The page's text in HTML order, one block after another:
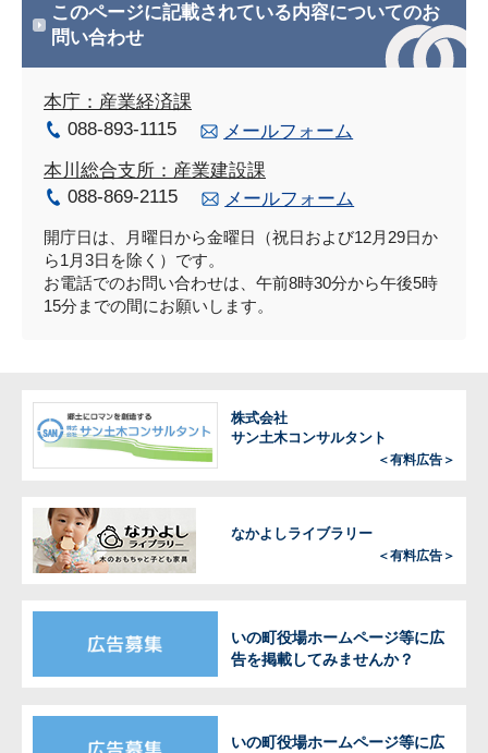
このページに記載されている内容についてのお
問い合わせ
本庁：産業経済課
088-893-1115
メールフォーム
本川総合支所：産業建設課
088-869-2115
メールフォーム
開庁日は、月曜日から金曜日（祝日および12月29日か
ら1月3日を除く）です。
お電話でのお問い合わせは、午前8時30分から午後5時
15分までの間にお願いします。
株式会社
サン土木コンサルタント
＜有料広告＞
なかよしライブラリー
＜有料広告＞
いの町役場ホームページ等に広
告を掲載してみませんか？
いの町役場ホームページ等に広